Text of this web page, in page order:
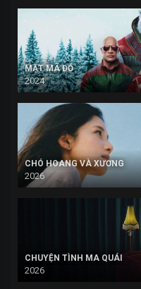
MẬT MÃ ĐỎ
2024
CHÓ HOANG VÀ XƯƠNG
2026
CHUYỆN TÌNH MA QUÁI
2026